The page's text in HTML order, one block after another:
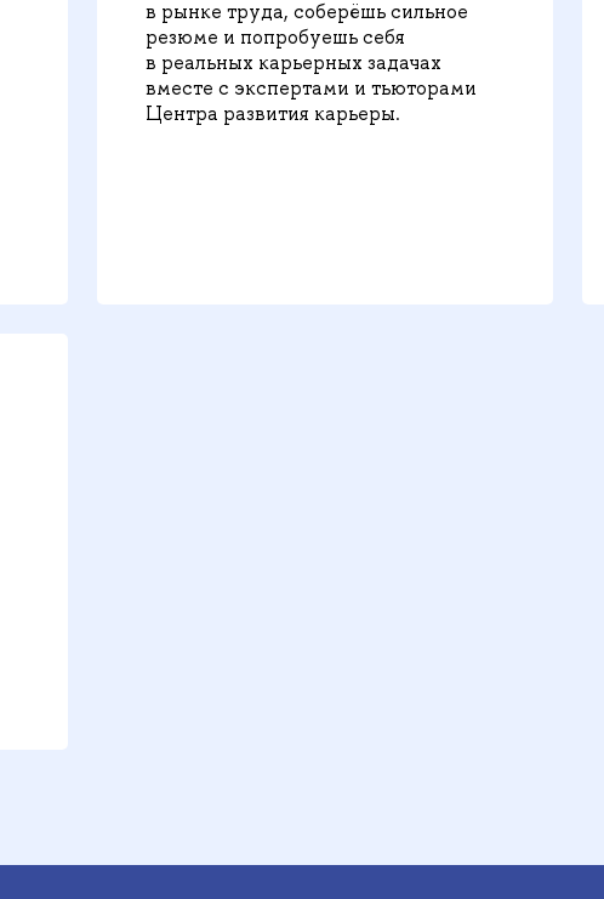
в рынке труда, соберёшь сильное
резюме и попробуешь себя
в реальных карьерных задачах
вместе с экспертами и тьюторами
Центра развития карьеры.